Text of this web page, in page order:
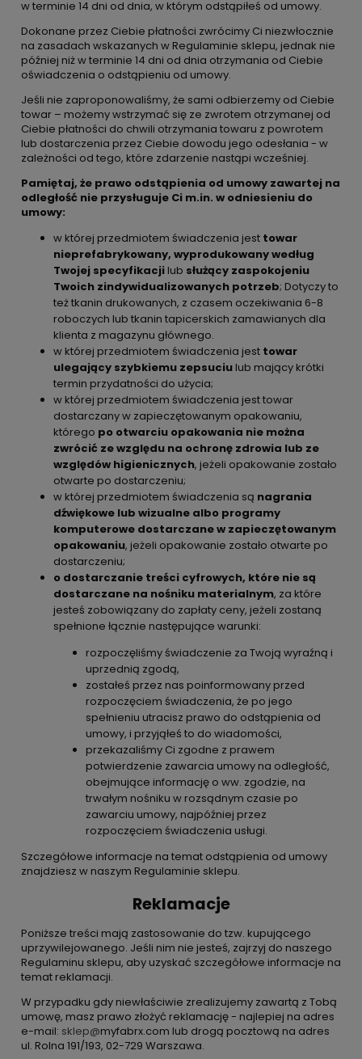
w terminie 14 dni od dnia, w którym odstąpiłeś od umowy.
Dokonane przez Ciebie płatności zwrócimy Ci niezwłocznie
na zasadach wskazanych w Regulaminie sklepu, jednak nie
później niż w terminie 14 dni od dnia otrzymania od Ciebie
oświadczenia o odstąpieniu od umowy.
Jeśli nie zaproponowaliśmy, że sami odbierzemy od Ciebie
towar – możemy wstrzymać się ze zwrotem otrzymanej od
Ciebie płatności do chwili otrzymania towaru z powrotem
lub dostarczenia przez Ciebie dowodu jego odesłania - w
zależności od tego, które zdarzenie nastąpi wcześniej.
Pamiętaj, że prawo odstąpienia od umowy zawartej na
odległość nie przysługuje Ci m.in. w odniesieniu do
umowy:
w której przedmiotem świadczenia jest towar
nieprefabrykowany, wyprodukowany według
Twojej specyfikacji lub służący zaspokojeniu
Twoich zindywidualizowanych potrzeb; Dotyczy to
też tkanin drukowanych, z czasem oczekiwania 6-8
roboczych lub tkanin tapicerskich zamawianych dla
klienta z magazynu głównego.
w której przedmiotem świadczenia jest towar
ulegający szybkiemu zepsuciu lub mający krótki
termin przydatności do użycia;
w której przedmiotem świadczenia jest towar
dostarczany w zapieczętowanym opakowaniu,
którego po otwarciu opakowania nie można
zwrócić ze względu na ochronę zdrowia lub ze
względów higienicznych, jeżeli opakowanie zostało
otwarte po dostarczeniu;
w której przedmiotem świadczenia są nagrania
dźwiękowe lub wizualne albo programy
komputerowe dostarczane w zapieczętowanym
opakowaniu, jeżeli opakowanie zostało otwarte po
dostarczeniu;
o dostarczanie treści cyfrowych, które nie są
dostarczane na nośniku materialnym, za które
jesteś zobowiązany do zapłaty ceny, jeżeli zostaną
spełnione łącznie następujące warunki:
rozpoczęliśmy świadczenie za Twoją wyraźną i
uprzednią zgodą,
zostałeś przez nas poinformowany przed
rozpoczęciem świadczenia, że po jego
spełnieniu utracisz prawo do odstąpienia od
umowy, i przyjąłeś to do wiadomości,
przekazaliśmy Ci zgodne z prawem
potwierdzenie zawarcia umowy na odległość,
obejmujące informację o ww. zgodzie, na
trwałym nośniku w rozsądnym czasie po
zawarciu umowy, najpóźniej przez
rozpoczęciem świadczenia usługi.
Szczegółowe informacje na temat odstąpienia od umowy
znajdziesz w naszym Regulaminie sklepu.
Reklamacje
Poniższe treści mają zastosowanie do tzw. kupującego
uprzywilejowanego. Jeśli nim nie jesteś, zajrzyj do naszego
Regulaminu sklepu, aby uzyskać szczegółowe informacje na
temat reklamacji.
W przypadku gdy niewłaściwie zrealizujemy zawartą z Tobą
umowę, masz prawo złożyć reklamację - najlepiej na adres
e-mail: sklep@myfabrx.com lub drogą pocztową na adres
ul. Rolna 191/193, 02-729 Warszawa.